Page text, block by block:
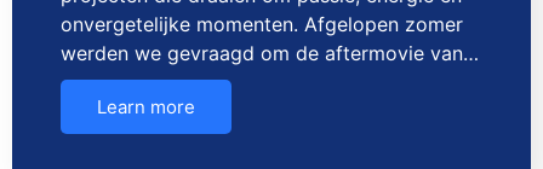
onvergetelijke momenten. Afgelopen zomer
werden we gevraagd om de aftermovie van…
Learn more